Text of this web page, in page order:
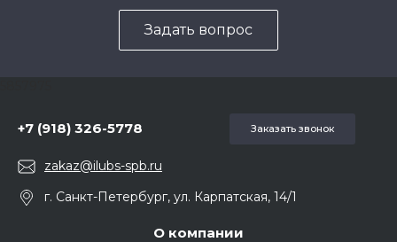
Задать вопрос
+7 (918) 326-5778 Заказать звонок
zakaz@ilubs-spb.ru
г. Санкт-Петербург, ул. Карпатская, 14/1
О компании